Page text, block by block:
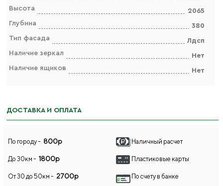
Высота
2065
Глубина
380
Тип фасада
Лдсп
Наличие зеркал
Нет
Наличие ящиков
Нет
ДОСТАВКА И ОПЛАТА
По городу - 800р
До 30км - 1800р
От 30 до 50км - 2700р
Наличный расчет
Пластиковые карты
По счету в банке